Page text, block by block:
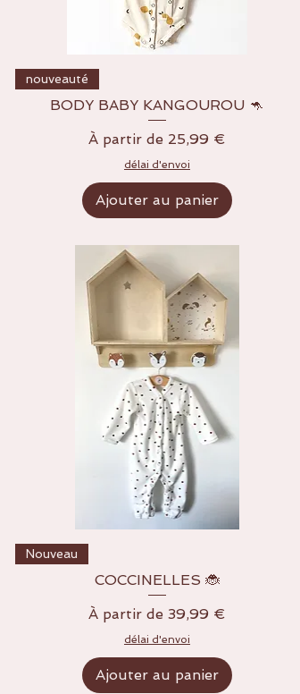
nouveauté
BODY BABY KANGOUROU 🦘
À partir de 25,99 €
Prix promotionnel
délai d'envoi
Ajouter au panier
Nouveau
COCCINELLES 🐞
À partir de 39,99 €
Prix promotionnel
délai d'envoi
Ajouter au panier